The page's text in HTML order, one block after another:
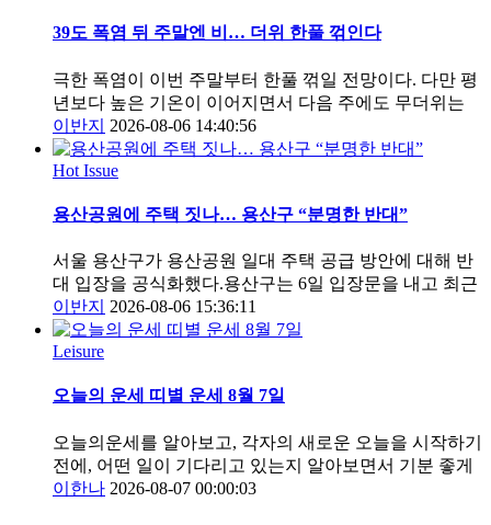
39도 폭염 뒤 주말엔 비… 더위 한풀 꺾인다
극한 폭염이 이번 주말부터 한풀 꺾일 전망이다. 다만 평
년보다 높은 기온이 이어지면서 다음 주에도 무더위는
이반지
2026-08-06 14:40:56
Hot Issue
용산공원에 주택 짓나… 용산구 “분명한 반대”
서울 용산구가 용산공원 일대 주택 공급 방안에 대해 반
대 입장을 공식화했다.용산구는 6일 입장문을 내고 최근
이반지
2026-08-06 15:36:11
Leisure
오늘의 운세 띠별 운세 8월 7일
오늘의운세를 알아보고, 각자의 새로운 오늘을 시작하기
전에, 어떤 일이 기다리고 있는지 알아보면서 기분 좋게
이한나 2026-08-07 00:00:03